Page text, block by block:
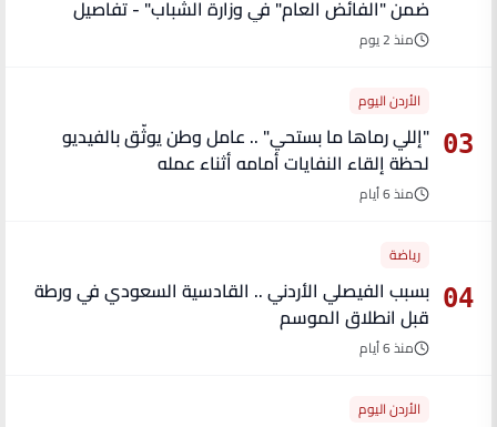
ضمن "الفائض العام" في وزارة الشباب" - تفاصيل
منذ 2 يوم
03
الأردن اليوم
"إللي رماها ما بستحي" .. عامل وطن يوثّق بالفيديو
لحظة إلقاء النفايات أمامه أثناء عمله
منذ 6 أيام
04
رياضة
بسبب الفيصلي الأردني .. القادسية السعودي في ورطة
قبل انطلاق الموسم
منذ 6 أيام
الأردن اليوم